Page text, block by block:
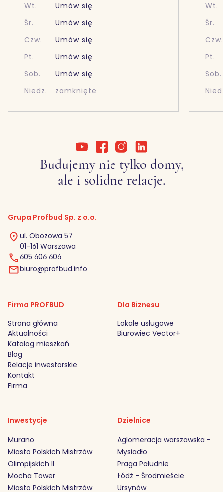
Wt.
Umów się
Śr.
Umów się
Czw.
Umów się
Pt.
Umów się
Sob.
Umów się
Niedz.
zamknięte
Wt.
Śr.
Czw.
Pt.
Sob.
Budujemy nie tylko domy,
ale i solidne relacje.
Grupa Profbud Sp. z o.o.
ul. Obozowa 57
01-161 Warszawa
605 606 606
biuro@profbud.info
Firma PROFBUD
Strona główna
Aktualności
Katalog mieszkań
Blog
Relacje inwestorskie
Kontakt
Firma
Dla Biznesu
Lokale usługowe
Biurowiec Vector+
Inwestycje
Murano
Miasto Polskich Mistrzów
Olimpijskich II
Mocha Tower
Miasto Polskich Mistrzów
Dzielnice
Aglomeracja warszawska -
Mysiadło
Praga Południe
Łódź - Środmieście
Ursynów